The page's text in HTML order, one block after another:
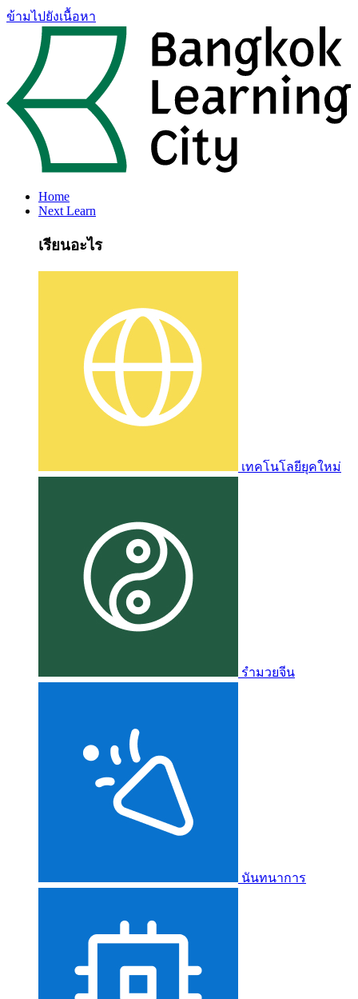
ข้ามไปยังเนื้อหา
Home
Next Learn
เรียนอะไร
เทคโนโลยียุคใหม่
รำมวยจีน
นันทนาการ